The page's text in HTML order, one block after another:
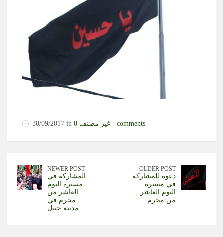
30/09/2017 in غير مصنف 0 comments
NEWER POST
المشاركة في
مسيرة اليوم
العاشر من
محرم في
مدينة جبيل
OLDER POST
دعوة للمشاركة
في مسيرة
اليوم العاشر
من محرم